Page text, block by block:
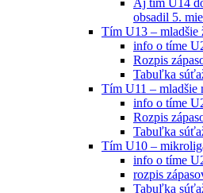
obsadil 5.
Tím U13 – mladšie
info o tíme
Rozpis
Tabuľka
Tím U11 – mladšie
info o tíme
Rozpis
Tabuľka
Tím U10 –
info o tíme
rozpis
Tabuľka